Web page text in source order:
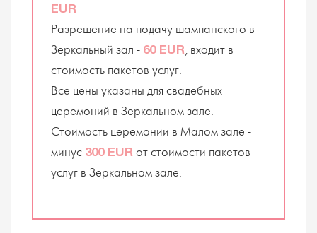
EUR
Разрешение на подачу шампанского в
Зеркальный зал - 60 EUR , входит в
стоимость пакетов услуг.
Все цены указаны для свадебных
церемоний в Зеркальном зале.
Стоимость церемонии в Малом зале -
минус 300 EUR от стоимости пакетов
услуг в Зеркальном зале.